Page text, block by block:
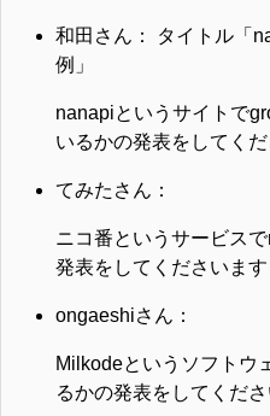
和田さん： タイトル「
例」
nanapiというサイトで
いるかの発表をしてくだ
てみたさん：
ニコ番というサービス
発表をしてくださいます
ongaeshiさん：
Milkodeというソフトウ
るかの発表をしてくださ